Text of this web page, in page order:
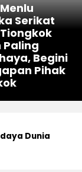
Serikat
Paling
Begini
Pihak
Dunia